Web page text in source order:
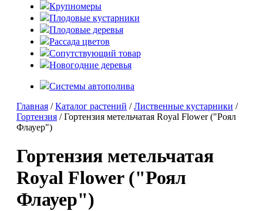
Крупномеры
Плодовые кустарники
Плодовые деревья
Рассада цветов
Сопутствующий товар
Новогодние деревья
Системы автополива
Главная /Каталог растений /Лиственные кустарники /
Гортензия / Гортензия метельчатая Royal Flower ("Роял
Флауер")
Гортензия метельчатая
Royal Flower ("Роял
Флауер")